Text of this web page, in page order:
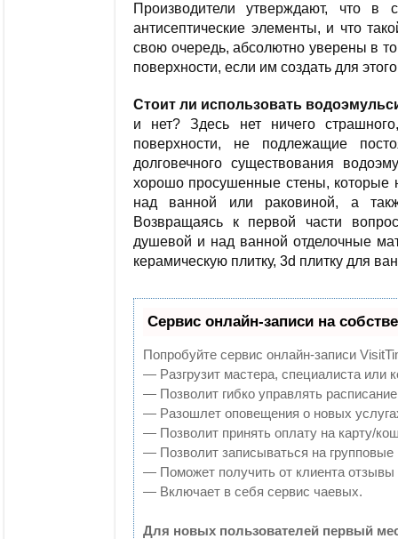
Производители утверждают, что в
антисептические элементы, и что
свою очередь, абсолютно уверены в
поверхности, если им создать для
Стоит ли использовать
и нет? Здесь нет ничего
поверхности, не подлежащие
долговечного существования
хорошо просушенные стены, которые
над ванной или раковиной, а
Возвращаясь к первой части
душевой и над ванной отделочные
керамическую плитку, 3d плитку для
Сервис онлайн-записи на
Попробуйте сервис онлайн-записи
— Разгрузит мастера, специалиста или
— Позволит гибко управлять
— Разошлет оповещения о новых
— Позволит принять оплату на карту/
— Позволит записываться на
— Поможет получить от клиента отзывы
— Включает в себя сервис чаевых.
Для новых пользователей первый